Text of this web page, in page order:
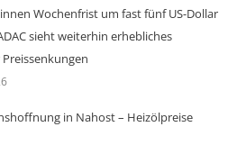
Wochenfrist um fast fünf US-Dollar
sieht weiterhin erhebliches
in Nahost – Heizölpreise